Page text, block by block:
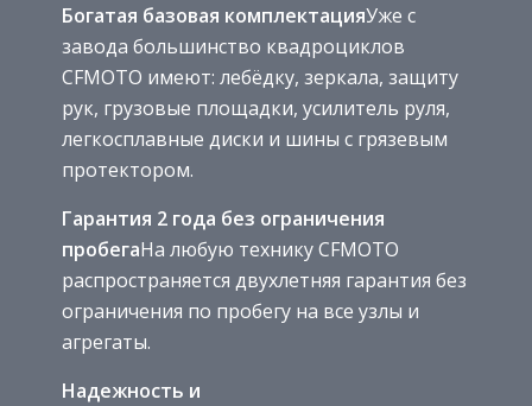
Богатая базовая комплектацияУже с
завода большинство квадроциклов
CFMOTO имеют: лебёдку, зеркала, защиту
рук, грузовые площадки, усилитель руля,
легкосплавные диски и шины с грязевым
протектором.
Гарантия 2 года без ограничения
пробегаНа любую технику CFMOTO
распространяется двухлетняя гарантия без
ограничения по пробегу на все узлы и
агрегаты.
Надежность и